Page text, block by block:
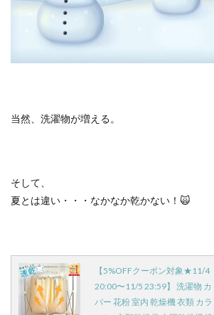
当然、洗濯物が増える。
そして、
夏とは違い・・・なかなか乾かない！ 🙀
【5%OFFクーポン対象★11/4
20:00〜11/5 23:59】 洗濯物 カ
バー 花粉 室内 乾燥機 衣類 カラ